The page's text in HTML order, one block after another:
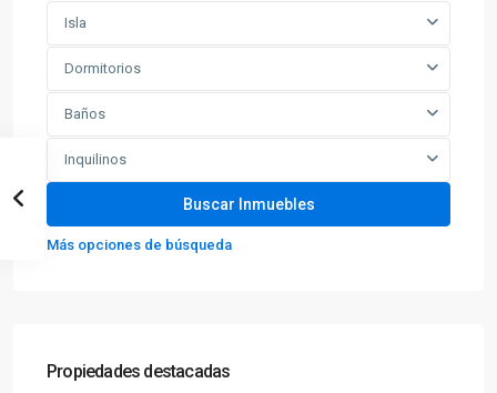
Isla
Dormitorios
Baños
Inquilinos
Más opciones de búsqueda
Propiedades destacadas